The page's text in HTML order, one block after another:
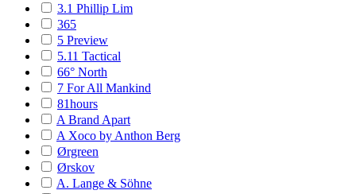
3.1 Phillip Lim
365
5 Preview
5.11 Tactical
66° North
7 For All Mankind
81hours
A Brand Apart
A Xoco by Anthon Berg
Ørgreen
Ørskov
A. Lange & Söhne